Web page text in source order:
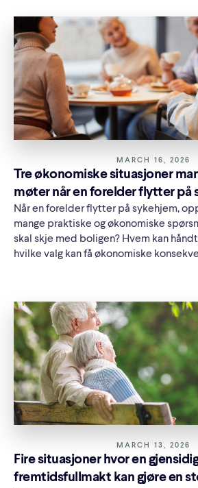
MARCH 16, 2026
Tre økonomiske situasjoner
møter når en forelder flytter på
Når en forelder flytter på sykehjem,
mange praktiske og økonomiske
skal skje med boligen? Hvem kan
hvilke valg kan få økonomiske
MARCH 13, 2026
Fire situasjoner hvor en gjensidig
fremtidsfullmakt kan gjøre en